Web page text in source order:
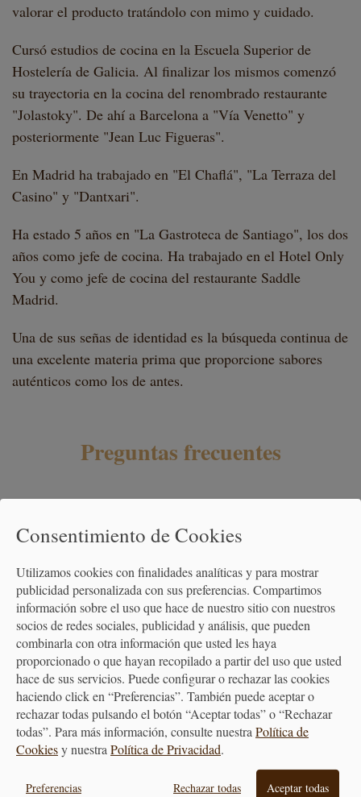
valorar el producto tratándolo con mimo y cuidado.
Cursó estudios de cocina en la Escuela Superior de
Hostelería de Galicia. Al finalizar los mismos comenzó
su trayectoria en la cocina del renombrado restaurante
"Jolastoky". De ahí a Barcelona a "Vía Venetto" y
posteriormente "Jean Luc Figueras".
En Madrid ha trabajado en "El Chaflá", "La Terraza del
Casino" y "Dantxari".
Ha estado 5 años en "La Gastroteca de Santiago", los dos
años como jefe de cocina. Ha trabajado en el Hotel Only
You y como jefe de cocina del restaurante Saddle
Madrid.
Una de sus señas de identidad es la búsqueda continua de
una excelente materia prima que proporcione sabores
auténticos como los de antes.
Preguntas frecuentes
¿CON CUÁNTA ANTELACIÓN ME APUNTO A UN
CURSO DE COCINA?
¿CÓMO SE CANJEAN LAS TARJETAS REGALO?
¿VOY A COCINAR EN LOS CURSOS DE COCINA DE
ALAMBIQUE?
¿TENGO QUE LLEVAR ALGO A LOS CURSOS?
Consentimiento de Cookies
Utilizamos cookies con finalidades analíticas y para mostrar
publicidad personalizada con sus preferencias. Compartimos
información sobre el uso que hace de nuestro sitio con nuestros
socios de redes sociales, publicidad y análisis, que pueden
combinarla con otra información que usted les haya
proporcionado o que hayan recopilado a partir del uso que usted
hace de sus servicios. Puede configurar o rechazar las cookies
haciendo click en “Preferencias”. También puede aceptar o
rechazar todas pulsando el botón “Aceptar todas” o “Rechazar
todas”. Para más información, consulte nuestra Política de
Cookiesy nuestra Política de Privacidad.
Preferencias Rechazar todas Aceptar todas